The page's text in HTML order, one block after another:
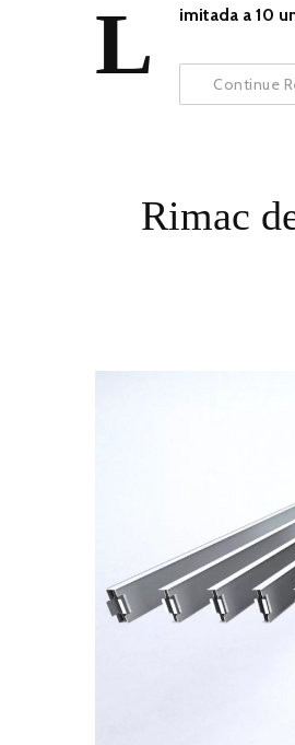
L imitada a 10
Continue
Rimac